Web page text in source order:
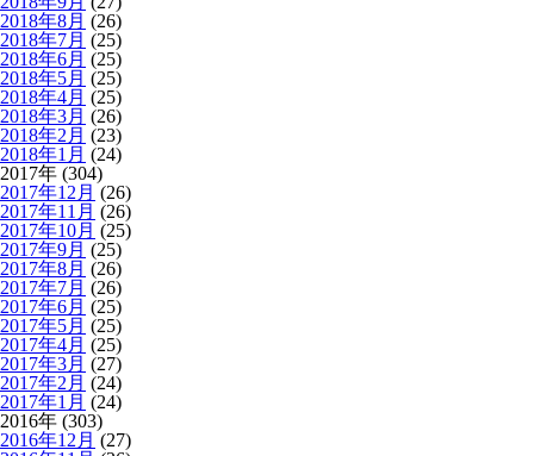
2018年8月 (26)
2018年7月 (25)
2018年6月 (25)
2018年5月 (25)
2018年4月 (25)
2018年3月 (26)
2018年2月 (23)
2018年1月 (24)
2017年 (304)
2017年12月 (26)
2017年11月 (26)
2017年10月 (25)
2017年9月 (25)
2017年8月 (26)
2017年7月 (26)
2017年6月 (25)
2017年5月 (25)
2017年4月 (25)
2017年3月 (27)
2017年2月 (24)
2017年1月 (24)
2016年 (303)
2016年12月 (27)